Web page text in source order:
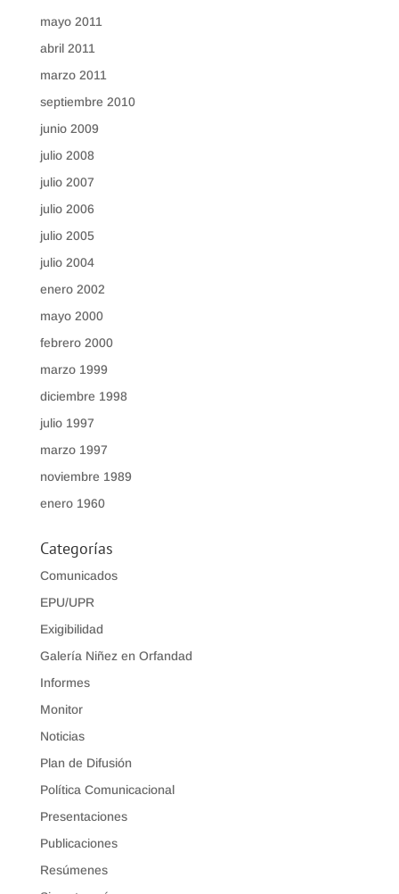
mayo 2011
abril 2011
marzo 2011
septiembre 2010
junio 2009
julio 2008
julio 2007
julio 2006
julio 2005
julio 2004
enero 2002
mayo 2000
febrero 2000
marzo 1999
diciembre 1998
julio 1997
marzo 1997
noviembre 1989
enero 1960
Categorías
Comunicados
EPU/UPR
Exigibilidad
Galería Niñez en Orfandad
Informes
Monitor
Noticias
Plan de Difusión
Política Comunicacional
Presentaciones
Publicaciones
Resúmenes